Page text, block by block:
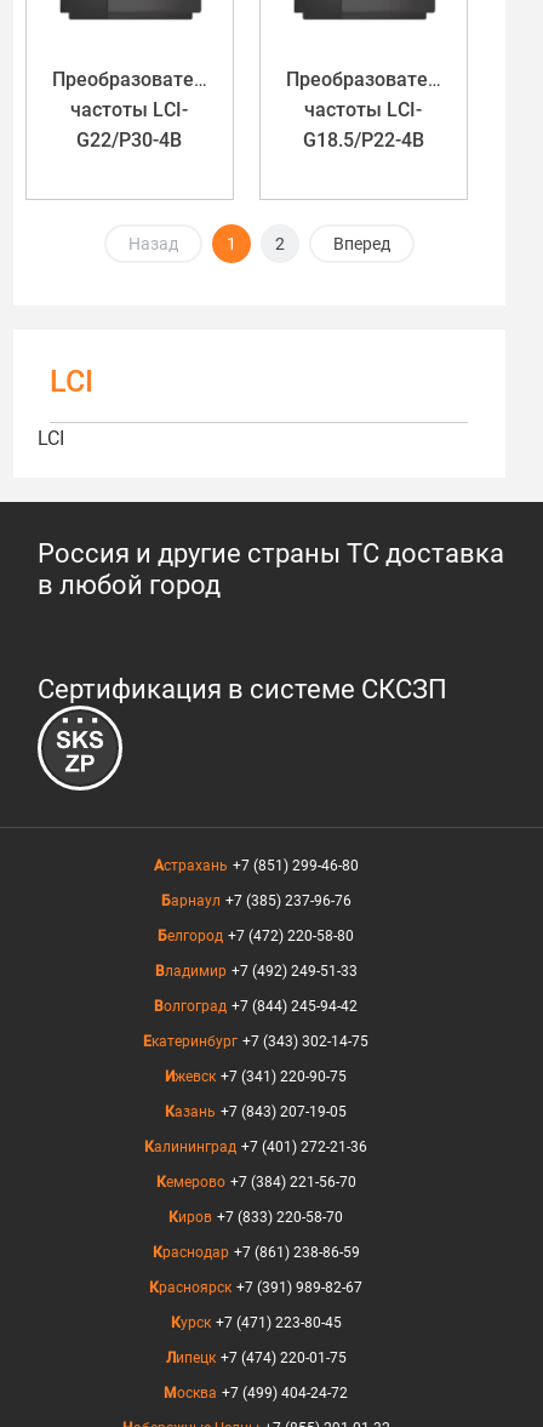
Преобразователь
частоты LCI-
G22/P30-4B
Преобразователь
частоты LCI-
G18.5/P22-4B
Назад 1 2 Вперед
LCI
LCI
Россия и другие страны ТС доставка
в любой город
Сертификация в системе СКСЗП
Астрахань +7 (851) 299-46-80
Барнаул +7 (385) 237-96-76
Белгород +7 (472) 220-58-80
Владимир +7 (492) 249-51-33
Волгоград +7 (844) 245-94-42
Екатеринбург +7 (343) 302-14-75
Ижевск +7 (341) 220-90-75
Казань +7 (843) 207-19-05
Калининград +7 (401) 272-21-36
Кемерово +7 (384) 221-56-70
Киров +7 (833) 220-58-70
Краснодар +7 (861) 238-86-59
Красноярск +7 (391) 989-82-67
Курск +7 (471) 223-80-45
Липецк +7 (474) 220-01-75
Москва +7 (499) 404-24-72